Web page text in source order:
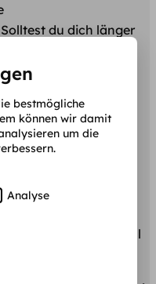
du dich länger
aufhalten
es konkret gehen
Denn
viele
ist eine zusätzliche
nötig
die
du aber nochmal
bestmögliche
können wir damit
um die
Analyse